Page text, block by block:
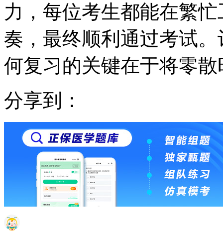
力，每位考生都能在繁
奏，最终顺利通过考试。
何复习的关键在于将零
分享到：